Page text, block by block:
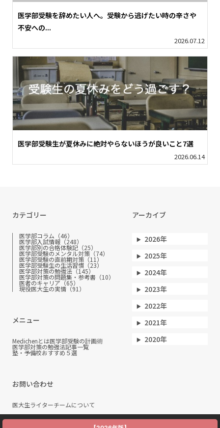
医学部受験を辞めたい人へ。受験から逃げたい時の辛さや
不安への...
2026.07.12
医学部受験生が夏休みに絶対やらないほうが良いこと7選
2026.06.14
カテゴリー
医学部コラム（46）
医学部入試情報（248）
医学部別の合格体験記（25）
医学部受験のメンタル対策（74）
医学部受験の直前期対策（11）
医学部受験生の生活習慣（23）
医学部対策の勉強法（145）
医学部対策の問題集・参考書（10）
医者のキャリア（65）
現役医大生の実情（91）
メニュー
Medichenとは医学部受験の計画術
医学部対策の勉強法記事一覧
塾・予備校おすすめ５選
お問い合わせ
医大生ライターチームについて
アーカイブ
2026年
2025年
2024年
2023年
2022年
2021年
2020年